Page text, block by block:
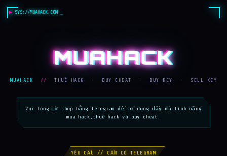
SYS://MUAHACK.COM
MUAHACK
MUAHACK // THUÊ HACK · BUY CHEAT · BUY KEY · SELL KEY
Vui lòng mở shop bằng Telegram để sử dụng đầy đủ tính năng
mua hack,thuê hack và buy cheat.
YÊU CẦU // CẦN CÓ TELEGRAM